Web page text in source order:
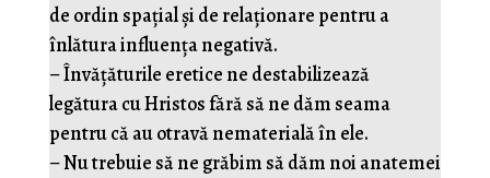
de ordin spațial și de relaționare pentru a
înlătura influența negativă.
– Învățăturile eretice ne destabilizează
legătura cu Hristos fără să ne dăm seama
pentru că au otravă nematerială în ele.
– Nu trebuie să ne grăbim să dăm noi anatemei